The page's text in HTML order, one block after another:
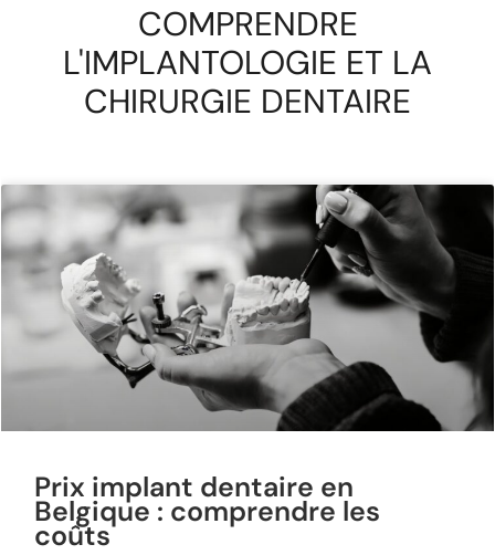
COMPRENDRE
L'IMPLANTOLOGIE ET LA
CHIRURGIE DENTAIRE
Prix implant dentaire en
Belgique : comprendre les
coûts